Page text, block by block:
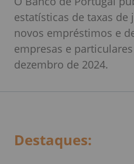
estatísticas de taxas
novos empréstimos e
empresas e
dezembro de 2024.
Destaques: